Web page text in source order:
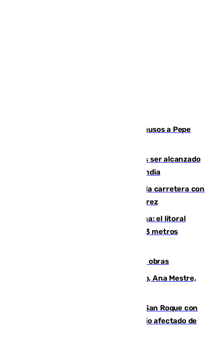
Granada despide con lágrimas y aplausos a Pepe
Un futbolista de 24 años muere tras ser alcanzado
por un rayo durante un partido en Tailandia
Muere un conductor tras salirse de la carretera con
su turismo en la A-480 a la altura de Jerez
Julio supera a junio en basura marina: el litoral
occidental malagueño recoge más de 33 metros
El Cádiz se afila ante un Granada en obras
La nueva presidenta del Parlamento, Ana Mestre,
Estabilizado el incendio forestal de San Roque con
19 familias aún desalojadas y un domicilio afectado de